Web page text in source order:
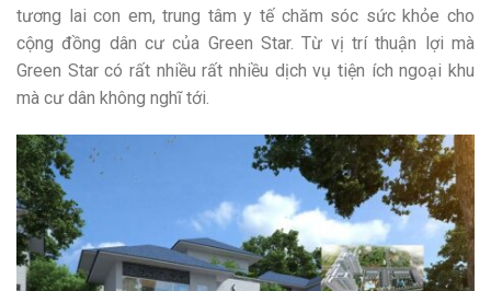
tương lai con em, trung tâm y tế chăm sóc sức khỏe cho
cộng đồng dân cư của Green Star. Từ vị trí thuận lợi mà
Green Star có rất nhiều rất nhiều dịch vụ tiện ích ngoại khu
mà cư dân không nghĩ tới.